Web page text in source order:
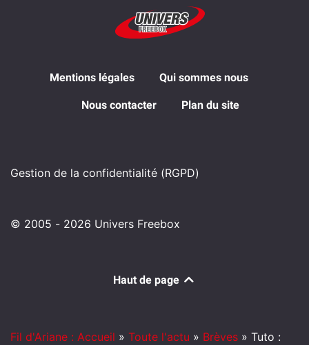
Mentions légales Qui sommes nous
Nous contacter Plan du site
Gestion de la confidentialité (RGPD)
© 2005 - 2026 Univers Freebox
Haut de page
Fil d'Ariane : Accueil » Toute l'actu » Brèves » Tuto :